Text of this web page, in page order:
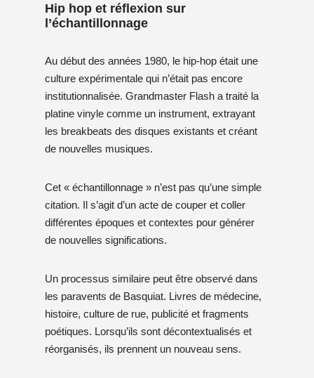
Hip hop et réflexion sur
l’échantillonnage
Au début des années 1980, le hip-hop était une
culture expérimentale qui n’était pas encore
institutionnalisée. Grandmaster Flash a traité la
platine vinyle comme un instrument, extrayant
les breakbeats des disques existants et créant
de nouvelles musiques.
Cet « échantillonnage » n’est pas qu’une simple
citation. Il s’agit d’un acte de couper et coller
différentes époques et contextes pour générer
de nouvelles significations.
Un processus similaire peut être observé dans
les paravents de Basquiat. Livres de médecine,
histoire, culture de rue, publicité et fragments
poétiques. Lorsqu’ils sont décontextualisés et
réorganisés, ils prennent un nouveau sens.